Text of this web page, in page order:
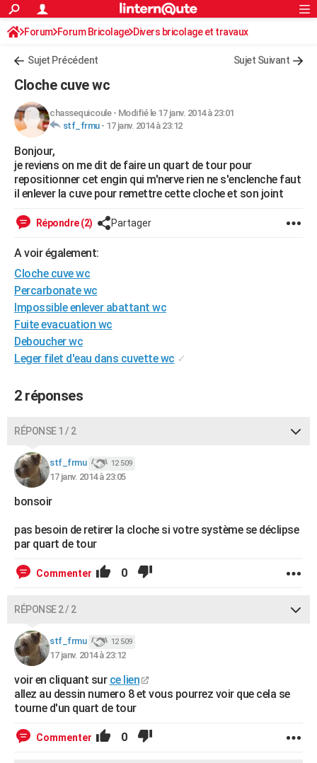
ACTUALITÉS
Politique
Société
Faits Divers
Education
Monde
Villes
+
FINANCE
Retraite
Impôts
Epargne
Immobilier
Risques naturels par ville
Banque
Assurance
Crédit
AUTO
Essais
Réserver un essai
Citadines
Berlines
SUV
Forum auto
+HIGH-TECH
Mobiles
Meilleur smartphone
Internet
Ordinateurs
Jeux vidéo
Guide high-tech
+BRICOLAGE
Forum
Aménagement intérieur
Extérieur
Cuisine
Salle de bains
Jardinage
Rangement
WEEK-END
LIFESTYLE
Art de vivre
Bien-être
Loisirs
Mode
Modes de vie
SANTE
Alimentation
Guide de la santé
Maladies
Médicaments
Sommeil
VOYAGE
Destinations
City break
Voyage nature
Voyage de noces
Forum
Climat
+PHOTO
GUIDES D'ACHAT
BONS PLANS
Dictionnaire
Biographies
Citations
Expressions
Proverbes
PROGRAMME TV
COPAINS D'AVANT
S'inscrire
Se connecter
Lycées
Collèges
Primaires
Universités
Entreprises
Service militaire
Avis de recherche
AVIS DE DÉCÈS
FORUM
Rechercher
S'inscrire
Connexion
Forum Forum Bricolage Divers bricolage et travaux
Sujet Précédent Sujet Suivant
Cloche cuve wc
chassequicoule- Modifié le 17 janv. 2014 à 23:01
stf_frmu- 17 janv. 2014 à 23:12
Bonjour,
je reviens on me dit de faire un quart de tour pour
repositionner cet engin qui m'nerve rien ne s'enclenche faut
il enlever la cuve pour remettre cette cloche et son joint
Répondre (2) Partager
A voir également:
Cloche cuve wc
Percarbonate wc
Impossible enlever abattant wc
Fuite evacuation wc
Deboucher wc
Leger filet d'eau dans cuvette wc ✓
2 réponses
RÉPONSE 1 / 2
stf_frmu 12 509
17 janv. 2014 à 23:05
bonsoir
pas besoin de retirer la cloche si votre système se déclipse
par quart de tour
Commenter 0
RÉPONSE 2 / 2
stf_frmu 12 509
17 janv. 2014 à 23:12
voir en cliquant sur ce lien
allez au dessin numero 8 et vous pourrez voir que cela se
tourne d'un quart de tour
Commenter 0